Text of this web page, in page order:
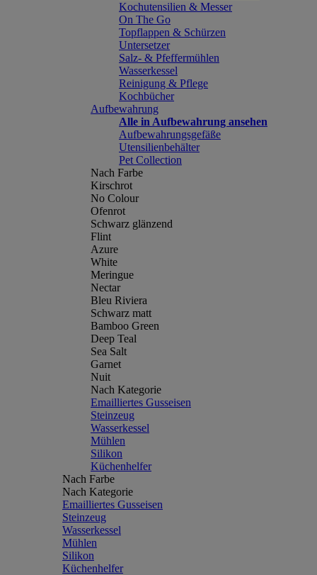
Kochutensilien & Messer
On The Go
Topflappen & Schürzen
Untersetzer
Salz- & Pfeffermühlen
Wasserkessel
Reinigung & Pflege
Kochbücher
Aufbewahrung
Alle in Aufbewahrung ansehen
Aufbewahrungsgefäße
Utensilienbehälter
Pet Collection
Nach Farbe
Kirschrot
No Colour
Ofenrot
Schwarz glänzend
Flint
Azure
White
Meringue
Nectar
Bleu Riviera
Schwarz matt
Bamboo Green
Deep Teal
Sea Salt
Garnet
Nuit
Nach Kategorie
Emailliertes Gusseisen
Steinzeug
Wasserkessel
Mühlen
Silikon
Küchenhelfer
Nach Farbe
Nach Kategorie
Emailliertes Gusseisen
Steinzeug
Wasserkessel
Mühlen
Silikon
Küchenhelfer